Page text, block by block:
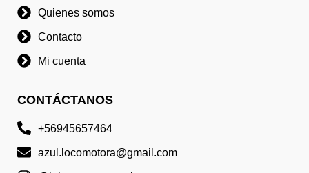
Quienes somos
Contacto
Mi cuenta
CONTÁCTANOS
+56945657464
azul.locomotora@gmail.com